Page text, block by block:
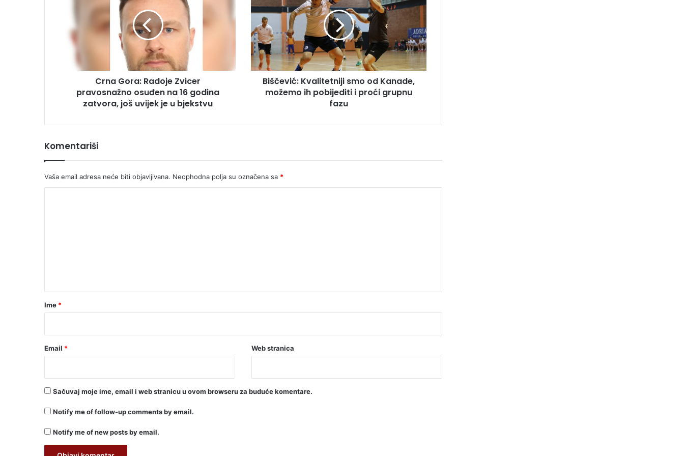
pravosnažno
godina
u
Crna Gora: Radoje Zvicer
pravosnažno osuđen na 16 godina
zatvora, još uvijek je u bjekstvu
smo
od
Kanade,
možemo
ih
pobijediti
i
proći
grupnu
Biščević: Kvalitetniji smo od Kanade,
možemo ih pobijediti i proći grupnu
fazu
Komentariši
Vaša email adresa neće biti objavljivana. Neophodna polja su označena sa *
r
Ime *
Email * Web stranica
Sačuvaj moje ime, email i web stranicu u ovom browseru za buduće komentare.
Notify me of follow-up comments by email.
Notify me of new posts by email.